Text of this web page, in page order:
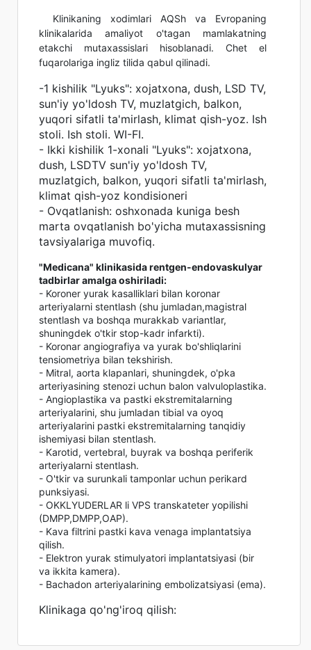
Klinikaning xodimlari AQSh va Evropaning
klinikalarida amaliyot o'tagan mamlakatning
etakchi mutaxassislari hisoblanadi. Chet el
fuqarolariga ingliz tilida qabul qilinadi.
-1 kishilik "Lyuks": xojatxona, dush, LSD TV,
sun'iy yo'ldosh TV, muzlatgich, balkon,
yuqori sifatli ta'mirlash, klimat qish-yoz. Ish
stoli. Ish stoli. WI-FI.
- Ikki kishilik 1-xonali "Lyuks": xojatxona,
dush, LSDTV sun'iy yo'ldosh TV,
muzlatgich, balkon, yuqori sifatli ta'mirlash,
klimat qish-yoz kondisioneri
- Ovqatlanish: oshxonada kuniga besh
marta ovqatlanish bo'yicha mutaxassisning
tavsiyalariga muvofiq.
"Medicana" klinikasida rentgen-endovaskulyar
tadbirlar amalga oshiriladi:
- Koroner yurak kasalliklari bilan koronar
arteriyalarni stentlash (shu jumladan,magistral
stentlash va boshqa murakkab variantlar,
shuningdek o'tkir stop-kadr infarkti).
- Koronar angiografiya va yurak bo'shliqlarini
tensiometriya bilan tekshirish.
- Mitral, aorta klapanlari, shuningdek, o'pka
arteriyasining stenozi uchun balon valvuloplastika.
- Angioplastika va pastki ekstremitalarning
arteriyalarini, shu jumladan tibial va oyoq
arteriyalarini pastki ekstremitalarning tanqidiy
ishemiyasi bilan stentlash.
- Karotid, vertebral, buyrak va boshqa periferik
arteriyalarni stentlash.
- O'tkir va surunkali tamponlar uchun perikard
punksiyasi.
- OKKLYUDERLAR li VPS transkateter yopilishi
(DMPP,DMPP,OAP).
- Kava filtrini pastki kava venaga implantatsiya
qilish.
- Elektron yurak stimulyatori implantatsiyasi (bir
va ikkita kamera).
- Bachadon arteriyalarining embolizatsiyasi (ema).
Klinikaga qo'ng'iroq qilish: